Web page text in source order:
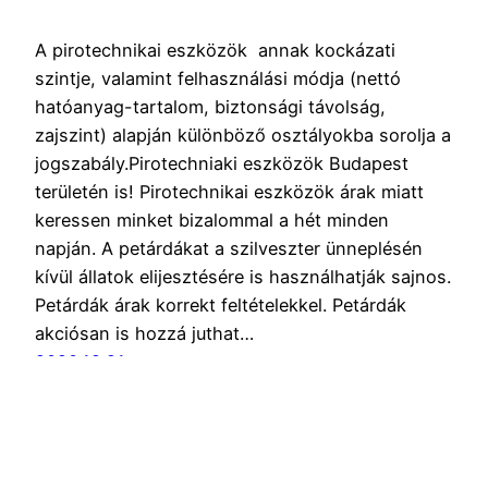
A pirotechnikai eszközök annak kockázati
szintje, valamint felhasználási módja (nettó
hatóanyag-tartalom, biztonsági távolság,
zajszint) alapján különböző osztályokba sorolja a
jogszabály.Pirotechniaki eszközök Budapest
területén is! Pirotechnikai eszközök árak miatt
keressen minket bizalommal a hét minden
napján. A petárdákat a szilveszter ünneplésén
kívül állatok elijesztésére is használhatják sajnos.
Petárdák árak korrekt feltételekkel. Petárdák
akciósan is hozzá juthat…
2020.12.21.